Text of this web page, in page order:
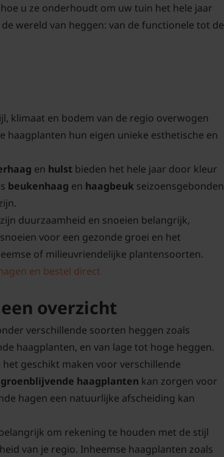
u ze onderhoudt om uw tuin het hele jaar
wereld van heggen: van de functionele tot de
klimaat en bodem van de regio overwogen
haagplanten hun eigen unieke esthetische en
en hulst bieden het hele jaar door kleur
beukenhaag en haagbeuk seizoensgebonden
duurzaamheid en snoeien belangrijk,
voor een gezonde groei en het
of milieuvriendelijke plantensoorten.
en bestel direct
overzicht
verschillende soorten heggen zoals
haagplanten, en van lage tot hoge heggen.
geschikt maken voor verschillende
groenblijvende haagplanten kan zorgen voor
hagen een natuurlijke afscheiding kan
om rekening te houden met de stijl
van je regio. Inheemse haagplanten zoals